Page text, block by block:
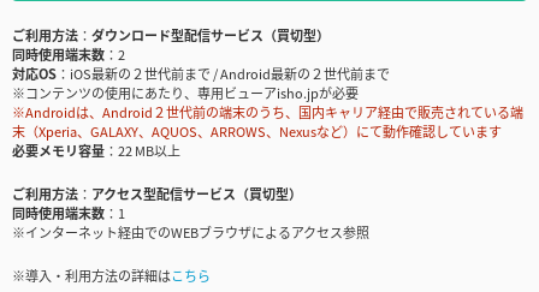
ご利用方法
ダウンロード型配信サービス（買切型）
同時使用端末数
2
対応OS
iOS最新の２世代前まで / Android最新の２世代前まで
※コンテンツの使用にあたり、専用ビューアisho.jpが必要
※Androidは、Android２世代前の端末のうち、国内キャリア経由で販売されている端
末（Xperia、GALAXY、AQUOS、ARROWS、Nexusなど）にて動作確認しています
必要メモリ容量
22 MB以上
ご利用方法
アクセス型配信サービス（買切型）
同時使用端末数
1
※インターネット経由でのWEBブラウザによるアクセス参照
※導入・利用方法の詳細はこちら